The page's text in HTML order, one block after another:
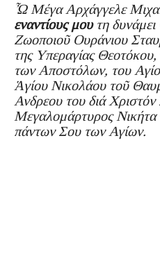
Ὦ Μέγα Αρχάγγελε
εναντίους μουτη δυνάμει
Ζωοποιοῦ Ουράνιου
της Υπεραγίας
των Αποστόλων, του
Ἁγίου Νικολάου τοῦ
Ανδρεου του διά
Μεγαλομάρτυρος Νικήτα
πάντων Σου των Αγίων.